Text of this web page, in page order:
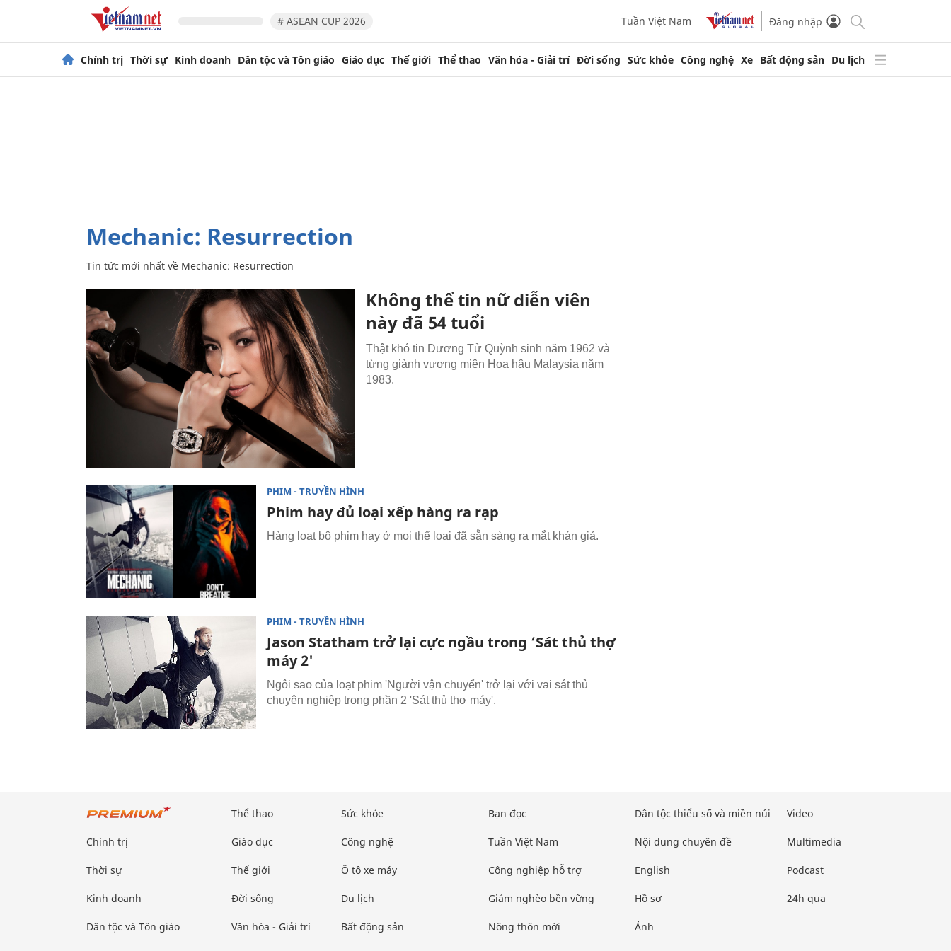
# ASEAN CUP 2026 Tuần Việt Nam Đăng nhập
Chính trị Thời sự Kinh doanh Dân tộc và Tôn giáo Giáo dục Thế giới Thể thao Văn hóa - Giải trí Đời sống Sức khỏe Công nghệ Xe Bất động sản Du lịch
Mechanic: Resurrection
Tin tức mới nhất về Mechanic: Resurrection
Không thể tin nữ diễn viên
này đã 54 tuổi
Thật khó tin Dương Tử Quỳnh sinh năm 1962 và
từng giành vương miện Hoa hậu Malaysia năm
1983.
PHIM - TRUYỀN HÌNH
Phim hay đủ loại xếp hàng ra rạp
Hàng loạt bộ phim hay ở mọi thể loại đã sẵn sàng ra mắt khán giả.
PHIM - TRUYỀN HÌNH
Jason Statham trở lại cực ngầu trong ‘Sát thủ thợ
máy 2'
Ngôi sao của loạt phim 'Người vận chuyển' trở lại với vai sát thủ
chuyên nghiệp trong phần 2 'Sát thủ thợ máy'.
Chính trị
Thời sự
Kinh doanh
Dân tộc và Tôn giáo
Thể thao
Giáo dục
Thế giới
Đời sống
Văn hóa - Giải trí
Sức khỏe
Công nghệ
Ô tô xe máy
Du lịch
Bất động sản
Bạn đọc
Tuần Việt Nam
Công nghiệp hỗ trợ
Giảm nghèo bền vững
Nông thôn mới
Dân tộc thiểu số và miền núi
Nội dung chuyên đề
English
Hồ sơ
Ảnh
Video
Multimedia
Podcast
24h qua